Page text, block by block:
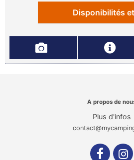
Disponibilités
A propos de
Plus d'infos